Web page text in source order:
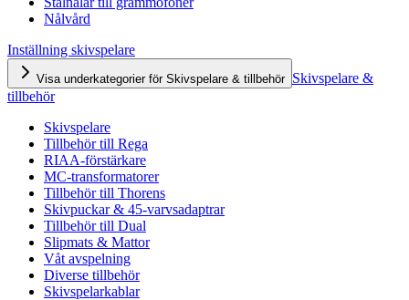
Nålvård
Inställning skivspelare
Visa underkategorier för Skivspelare & tillbehör Skivspelare &
tillbehör
Skivspelare
Tillbehör till Rega
RIAA-förstärkare
MC-transformatorer
Tillbehör till Thorens
Skivpuckar & 45-varvsadaptrar
Tillbehör till Dual
Slipmats & Mattor
Våt avspelning
Diverse tillbehör
Skivspelarkablar